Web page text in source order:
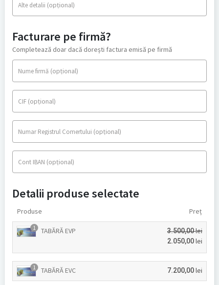
Alte detalii (opțional)
Facturare pe firmă?
Completează doar dacă dorești factura emisă pe firmă
Nume firmă (opțional)
CIF (opțional)
Numar Registrul Comertului (opțional)
Cont IBAN (opțional)
Detalii produse selectate
Produse Preț
1 TABĂRĂ EVP 3.500,00lei
2.050,00lei
1 TABĂRĂ EVC 7.200,00lei